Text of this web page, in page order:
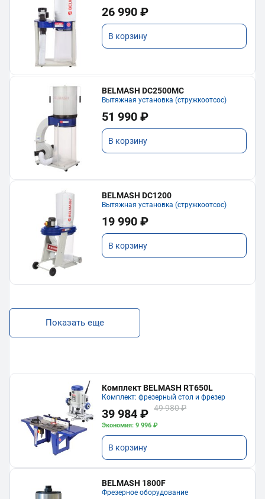
26 990 ₽
В корзину
BELMASH DC2500MC
Вытяжная установка (стружкоотсос)
51 990 ₽
В корзину
BELMASH DC1200
Вытяжная установка (стружкоотсос)
19 990 ₽
В корзину
Показать еще
Комплект BELMASH RT650L
Комплект: фрезерный стол и фрезер
39 984 ₽ 49 980 ₽
Экономия: 9 996 ₽
В корзину
BELMASH 1800F
Фрезерное оборудование